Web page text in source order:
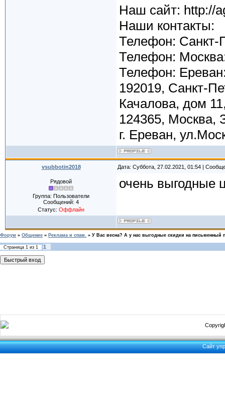
Наш сайт: http://
Наши контакты:
Телефон: Санкт-
Телефон:
Телефон:
192019, Санкт-
Качалова, дом
124365, Москва,
г. Ереван,
vsubbotin2018 Дата: Суббота, 27.02.2021, 01:54 |
Рядовой
Группа: Пользователи
Сообщений: 4
Статус: Оффлайн
очень выгодные
Форум » Общение » Реклама и спам. » У Вас весна? А у нас выгодные скидки на письменный
Страница 1 из 1 1
Сайт